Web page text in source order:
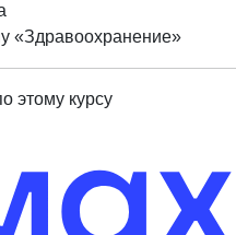
«Здравоохранение»
этому курсу